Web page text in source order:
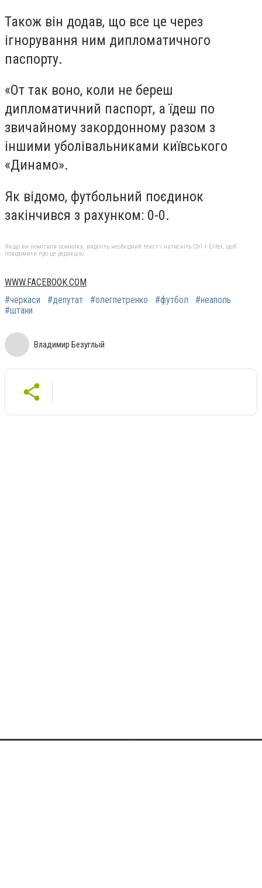
Також він додав, що все це через
ігнорування ним дипломатичного
паспорту.
«От так воно, коли не береш
дипломатичний паспорт, а їдеш по
звичайному закордонному разом з
іншими уболівальниками київського
«Динамо».
Як відомо, футбольний поєдинок
закінчився з рахунком: 0-0.
Якщо ви помітили помилку, виділіть необхідний текст і натисніть Ctrl + Enter, щоб
повідомити про це редакцію
WWW.FACEBOOK.COM
#черкаси
#депутат #олегпетренко #футбол
#неаполь
#штани
Владимир Безуглый